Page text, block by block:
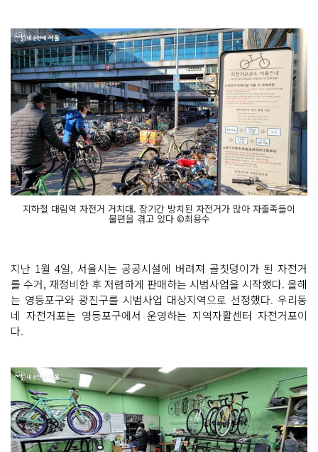
지하철 대림역 자전거 거치대. 장기간 방치된 자전거가 많아 자출족들이
불편을 겪고 있다 ©최용수
지난 1월 4일, 서울시는 공공시설에 버려져 골칫덩이가 된 자전거
를 수거, 재정비한 후 저렴하게 판매하는 시범사업을 시작했다. 올해
는 영등포구와 광진구를 시범사업 대상지역으로 선정했다. 우리동
네 자전거포는 영등포구에서 운영하는 지역자활센터 자전거포이
다.